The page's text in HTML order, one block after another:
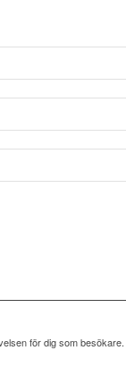
för dig som besökare.